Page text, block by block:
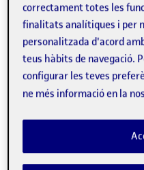
Semestre 20242 - Aula 1
Cambridge
latinajos
El sello, el
Úrsula Bischofberger
correctament totes les
finalitats analítiques i per
personalitzada d'acord
teus hàbits de navegació.
configurar les teves
ne més informació en la